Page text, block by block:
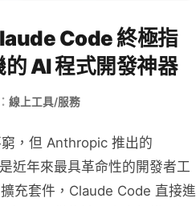
Code 終極指
AI 程式開發神器
線上工具/服務
，但 Anthropic 推出的
近年來最具革命性的開發者工
充套件，Claude Code 直接進